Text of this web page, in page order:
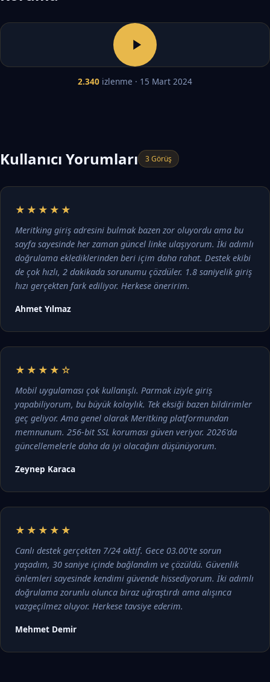
2.340 izlenme · 15 Mart 2024
Kullanıcı Yorumları 3 Görüş
★★★★★
Meritking giriş adresini bulmak bazen zor oluyordu ama bu
sayfa sayesinde her zaman güncel linke ulaşıyorum. İki adımlı
doğrulama eklediklerinden beri içim daha rahat. Destek ekibi
de çok hızlı, 2 dakikada sorunumu çözdüler. 1.8 saniyelik giriş
hızı gerçekten fark ediliyor. Herkese öneririm.
Ahmet Yılmaz
★★★★☆
Mobil uygulaması çok kullanışlı. Parmak iziyle giriş
yapabiliyorum, bu büyük kolaylık. Tek eksiği bazen bildirimler
geç geliyor. Ama genel olarak Meritking platformundan
memnunum. 256-bit SSL koruması güven veriyor. 2026'da
güncellemelerle daha da iyi olacağını düşünüyorum.
Zeynep Karaca
★★★★★
Canlı destek gerçekten 7/24 aktif. Gece 03.00'te sorun
yaşadım, 30 saniye içinde bağlandım ve çözüldü. Güvenlik
önlemleri sayesinde kendimi güvende hissediyorum. İki adımlı
doğrulama zorunlu olunca biraz uğraştırdı ama alışınca
vazgeçilmez oluyor. Herkese tavsiye ederim.
Mehmet Demir